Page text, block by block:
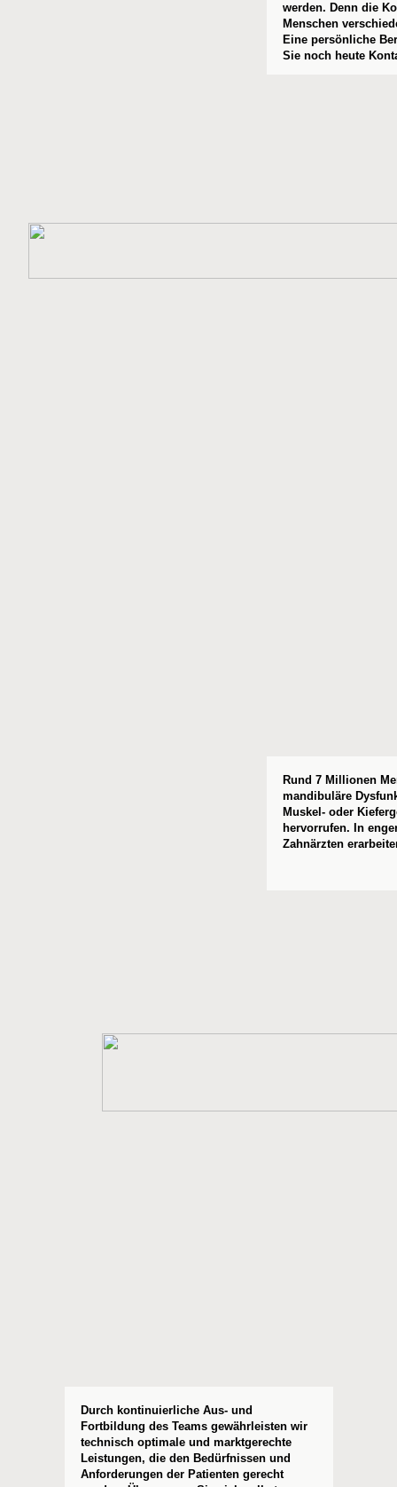
werden. Denn die
Menschen
Eine persönliche
Sie noch heute
Rund 7 Millionen
mandibuläre
Muskel- oder
hervorrufen. In
Zahnärzten
Durch kontinuierliche Aus- und
Fortbildung des Teams gewährleisten wir
technisch optimale und marktgerechte
Leistungen, die den Bedürfnissen und
Anforderungen der Patienten gerecht